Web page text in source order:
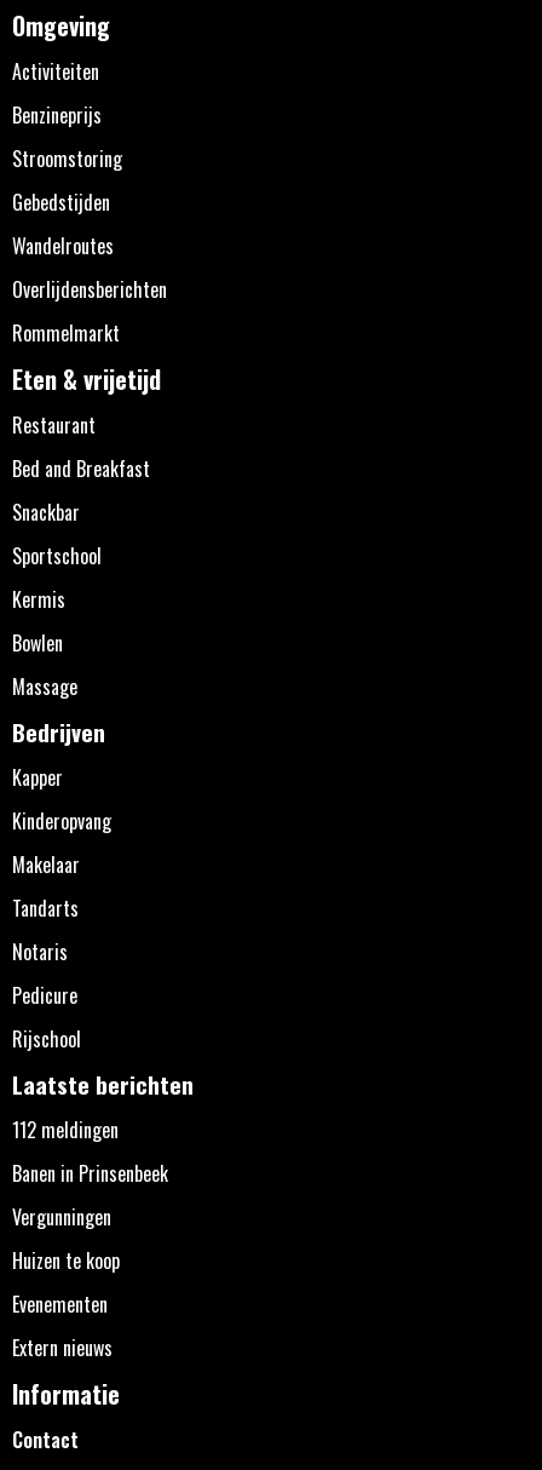
Omgeving
Activiteiten
Benzineprijs
Stroomstoring
Gebedstijden
Wandelroutes
Overlijdensberichten
Rommelmarkt
Eten & vrijetijd
Restaurant
Bed and Breakfast
Snackbar
Sportschool
Kermis
Bowlen
Massage
Bedrijven
Kapper
Kinderopvang
Makelaar
Tandarts
Notaris
Pedicure
Rijschool
Laatste berichten
112 meldingen
Banen in Prinsenbeek
Vergunningen
Huizen te koop
Evenementen
Extern nieuws
Informatie
Contact